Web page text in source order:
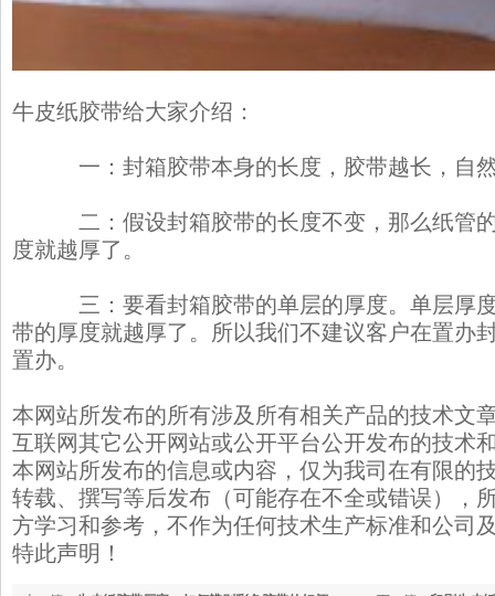
牛皮纸胶带给大家介绍：
一：封箱胶带本身的长度，胶带越长，自然
二：假设封箱胶带的长度不变，那么纸管的
度就越厚了。
三：要看封箱胶带的单层的厚度。单层厚度
带的厚度就越厚了。所以我们不建议客户在置办
置办。
本网站所发布的所有涉及所有相关产品的技术文
互联网其它公开网站或公开平台公开发布的技术
本网站所发布的信息或内容，仅为我司在有限的
转载、撰写等后发布（可能存在不全或错误），
方学习和参考，不作为任何技术生产标准和公司
特此声明！